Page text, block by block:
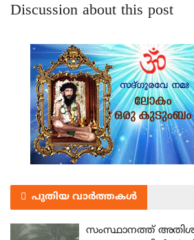
Discussion about this post
പുതിയ വാർത്തകൾ
സംസ്ഥാനത്ത്